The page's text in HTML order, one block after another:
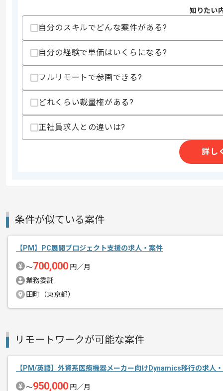
・クライアント折衝および要件定義の経
・APIやシステム連携に関する基本的な
・スケジュールや進捗管理の実務経験
スキルに不安がある方へ
上記に似た経験やスキルをお持ちであれば申
精算・お支払い
精算条件
有
精算基準時間
作業開始日
エージェントからのコ
メント
経験豊富なメンバーと成長が出来る環
知りたい
自分のスキルでどんな案件がある?
自分の経験で単価はいくらになる?
フルリモートで参画できる?
どれくらい裁量権がある?
正社員求人との違いは?
詳し
条件が似ている案件
【PM】PC展開プロジェクト支援の求人・案件
〜700,000 円／月
業務委託
田町（東京都）
リモートワークが可能な案件
【PM/英語】外資系医療機器メーカー向けDynamics移行の求人
〜950,000 円／月